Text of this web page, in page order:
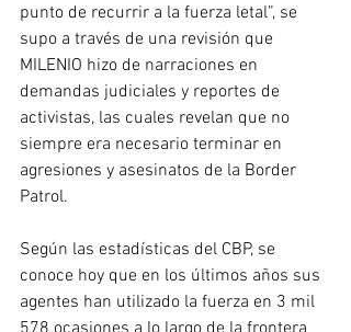
punto de recurrir a la fuerza letal”, se
supo a través de una revisión que
MILENIO hizo de narraciones en
demandas judiciales y reportes de
activistas, las cuales revelan que no
siempre era necesario terminar en
agresiones y asesinatos de la Border
Patrol.
Según las estadísticas del CBP, se
conoce hoy que en los últimos años sus
agentes han utilizado la fuerza en 3 mil